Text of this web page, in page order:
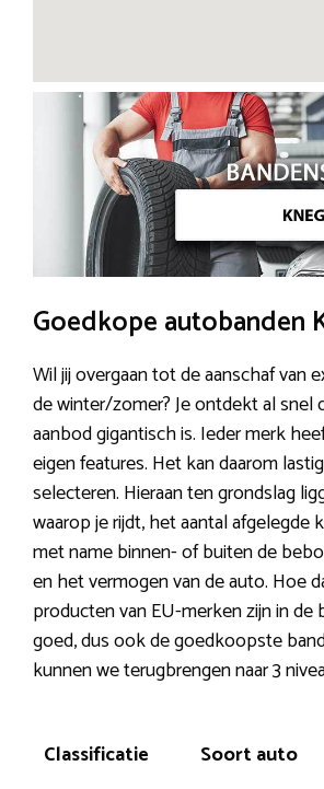
Goedkope autobanden
Wil jij overgaan tot de aanschaf van
de winter/zomer? Je ontdekt al snel
aanbod gigantisch is. Ieder merk
eigen features. Het kan daarom
selecteren. Hieraan ten grondslag
waarop je rijdt, het aantal afgelegde
met name binnen- of buiten de
en het vermogen van de auto. Hoe
producten van EU-merken zijn in de
goed, dus ook de goedkoopste
kunnen we terugbrengen naar 3
Classificatie Soort auto